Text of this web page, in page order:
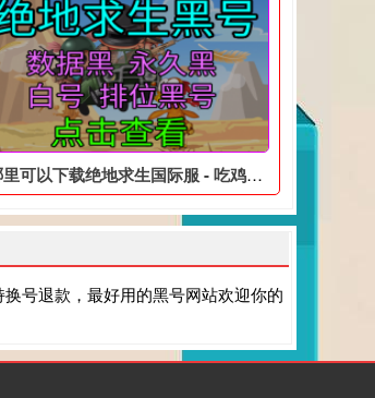
可以下载绝地求生国际服 - 吃鸡便宜的账号
号退款，最好用的黑号网站欢迎你的